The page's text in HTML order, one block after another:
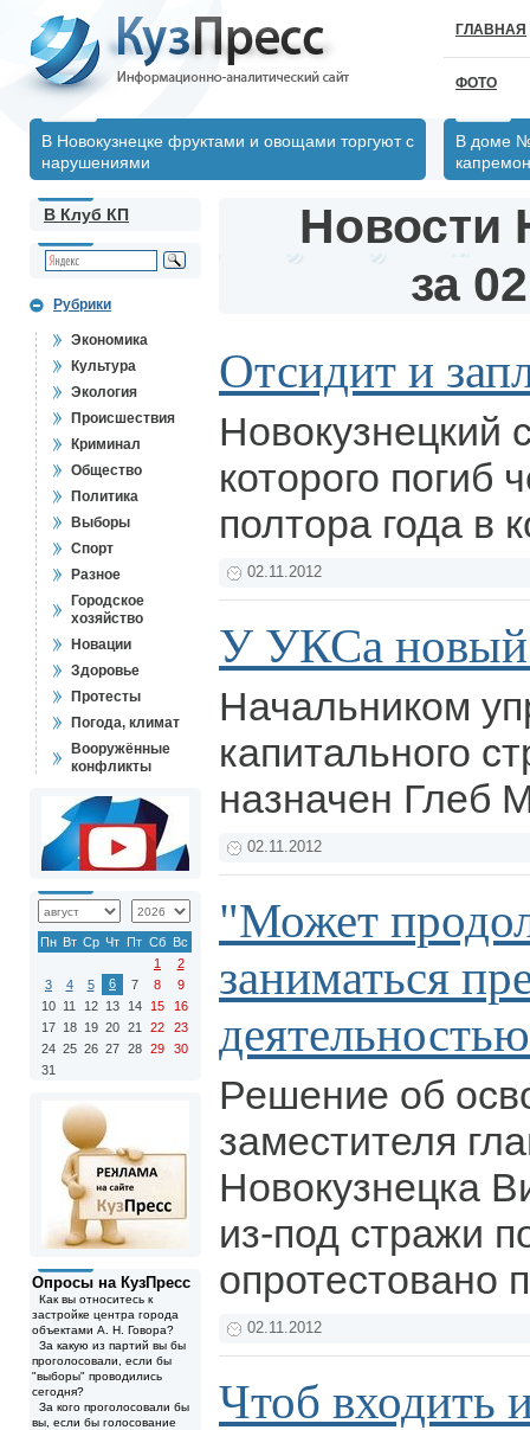
ГЛАВНАЯ
ФОТО
В Новокузнецке фруктами и овощами торгуют с
нарушениями
В доме
В Клуб КП
Рубрики
Экономика
Культура
Экология
Происшествия
Криминал
Общество
Политика
Выборы
Спорт
Разное
Городское
хозяйство
Новации
Здоровье
Протесты
Погода, климат
Вооружённые
конфликты
Пн Вт Ср Чт Пт Сб Вс
1
2
3
4 5 6 7 8
9
10 11 12 13 14 15
16
17 18 19 20 21 22
23
24 25 26 27 28 29
30
31
Опросы на КузПресс
Как вы относитесь к
застройке центра города
объектами А. Н. Говора?
За какую из партий вы бы
проголосовали, если бы
"выборы" проводились
сегодня?
За кого проголосовали бы
вы, если бы голосование
Новости
за
Отсидит и
Новокузнецкий
которого погиб
полтора года в
02.11.2012
У УКСа новый
Начальником
капитального
назначен Глеб
02.11.2012
"Может
заниматься
Решение об
заместителя
Новокузнецка
из-под стражи
опротестовано
02.11.2012
Чтоб входить